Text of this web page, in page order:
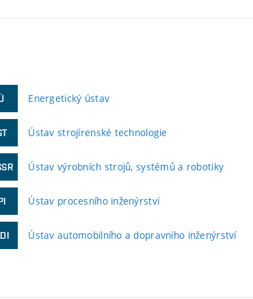
Energetický ústav
Ústav strojírenské technologie
Ústav výrobních strojů, systémů a robotiky
Ústav procesního inženýrství
Ústav automobilního a dopravního inženýrství